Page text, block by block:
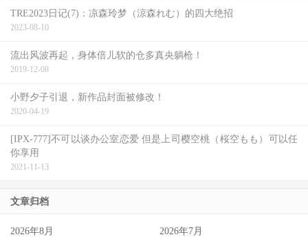
TRE2023日记(7)：凉森玲梦（涼森れむ）的四大绝招
2023-08-10
流出风波再起，身体倍儿软的仓多真央躺枪！
2019-12-08
小野夕子引退，新作品封面被修改！
2020-04-19
[IPX-777]不可以谈办公室恋爱 但是上司樱空桃（桜空もも）可以任
你享用
2021-11-13
文章归档
2026年8月
2026年7月